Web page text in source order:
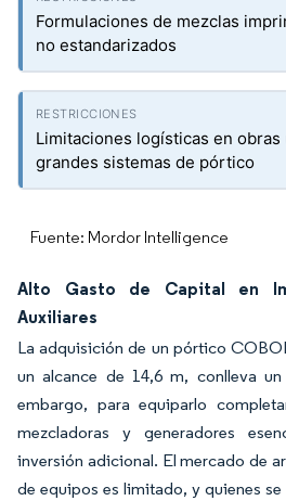
Formulaciones de mezclas
no estandarizados
Limitaciones logísticas en obras
grandes sistemas de pórtico
Fuente: Mordor Intelligence
Alto Gasto de Capital en
Auxiliares
La adquisición de un pórtico
un alcance de 14,6 m, conlleva
embargo, para equiparlo
mezcladoras y generadores
inversión adicional. El mercado de
de equipos es limitado, y quienes se